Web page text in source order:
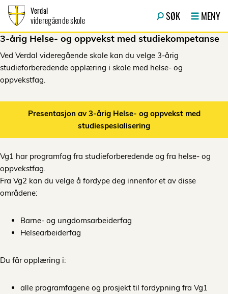
Verdal
videregående skole SØK MENY
3-årig Helse- og oppvekst med studiekompetanse
Ved Verdal videregående skole kan du velge 3-årig
studieforberedende opplæring i skole med helse- og
oppvekstfag.
Presentasjon av 3-årig Helse- og oppvekst med
studiespesialisering
Vg1 har programfag fra studieforberedende og fra helse- og
oppvekstfag.
Fra Vg2 kan du velge å fordype deg innenfor et av disse
områdene:
Barne- og ungdomsarbeiderfag
Helsearbeiderfag
Du får opplæring i:
alle programfagene og prosjekt til fordypning fra Vg1